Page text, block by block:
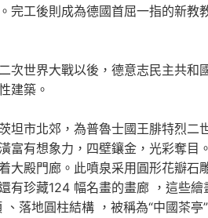
完工後則成為德國首屈一指的新
次世界大戰以後，德意志民主共
建築。
坦市北郊，為普魯士國王腓特烈
富有想象力，四壁鑲金，光彩奪
大殿門廊。此噴泉采用圓形花瓣石
有珍藏124 幅名畫的畫廊 ，這些
、落地圓柱結構 ，被稱為“中國茶